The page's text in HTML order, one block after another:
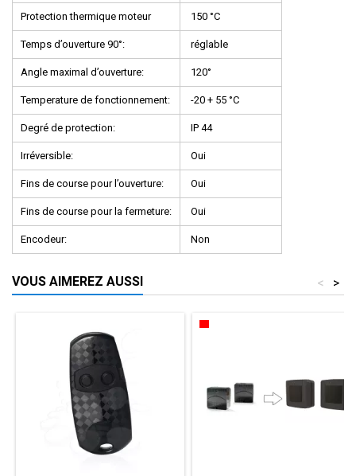
Protection thermique moteur 150 °C
Temps d’ouverture 90°: réglable
Angle maximal d’ouverture: 120°
Temperature de fonctionnement: -20 + 55 °C
Degré de protection: IP 44
Irréversible: Oui
Fins de course pour l’ouverture: Oui
Fins de course pour la fermeture: Oui
Encodeur: Non
VOUS AIMEREZ AUSSI >
<